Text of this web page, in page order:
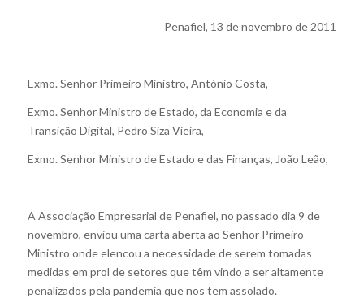
Penafiel, 13 de novembro de 2011
Exmo. Senhor Primeiro Ministro, António Costa,
Exmo. Senhor Ministro de Estado, da Economia e da
Transição Digital, Pedro Siza Vieira,
Exmo. Senhor Ministro de Estado e das Finanças, João Leão,
A Associação Empresarial de Penafiel, no passado dia 9 de
novembro, enviou uma carta aberta ao Senhor Primeiro-
Ministro onde elencou a necessidade de serem tomadas
medidas em prol de setores que têm vindo a ser altamente
penalizados pela pandemia que nos tem assolado.